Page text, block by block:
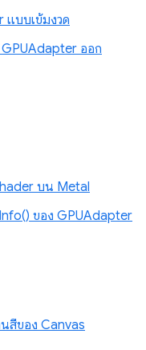
แบบเข้มงวด
ออก
บน Metal
ของ GPUAdapter
สีของ Canvas